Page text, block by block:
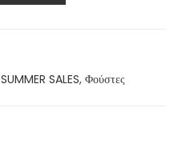
SUMMER SALES, Φούστες